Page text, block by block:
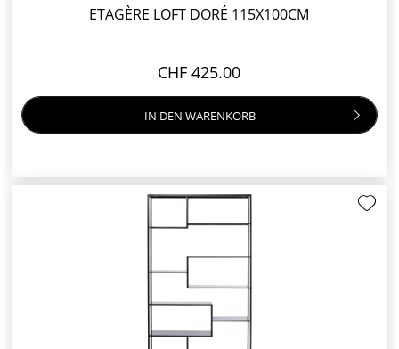
ETAGÈRE LOFT DORÉ 115X100CM
CHF 425.00
IN DEN WARENKORB